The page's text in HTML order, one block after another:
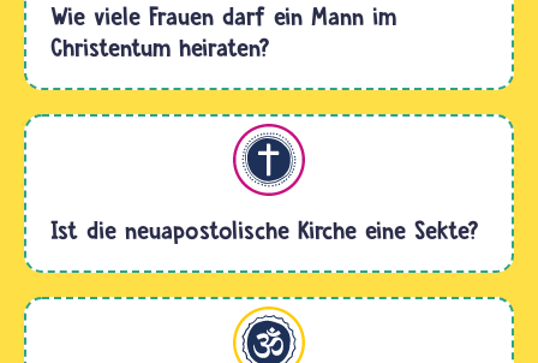
Wie viele Frauen darf ein Mann im
Christentum heiraten?
Ist die neuapostolische Kirche eine Sekte?